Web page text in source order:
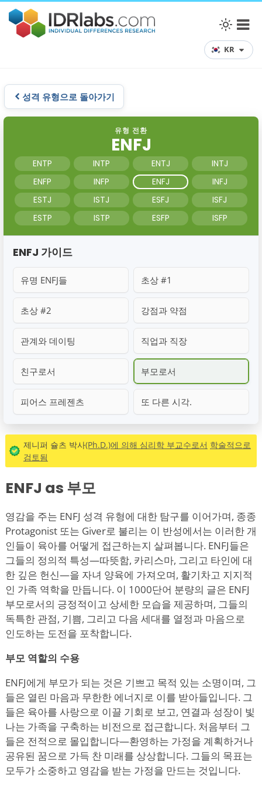
KR
성격 유형으로 돌아가기
유형 전환
ENFJ
ENTP INTP ENTJ
INTJ
ENFP
INFP ENFJ
INFJ
ESTJ
ISTJ ESFJ
ISFJ
ESTP
ISTP ESFP ISFP
ENFJ 가이드
유명 ENFJ들 초상 #1
초상 #2 강점과 약점
관계와 데이팅 직업과 직장
친구로서 부모로서
피어스 프레젠츠 또 다른 시각.
제니퍼 슐츠 박사(Ph.D.)에 의해 심리학 부교수로서 학술적으로
검토됨
ENFJ as 부모
영감을 주는 ENFJ 성격 유형에 대한 탐구를 이어가며, 종종
Protagonist 또는 Giver로 불리는 이 반성에서는 이러한 개
인들이 육아를 어떻게 접근하는지 살펴봅니다. ENFJ들은
그들의 정의적 특성—따뜻함, 카리스마, 그리고 타인에 대
한 깊은 헌신—을 자녀 양육에 가져오며, 활기차고 지지적
인 가족 역학을 만듭니다. 이 1000단어 분량의 글은 ENFJ
부모로서의 긍정적이고 상세한 모습을 제공하며, 그들의
독특한 관점, 기쁨, 그리고 다음 세대를 열정과 마음으로
인도하는 도전을 포착합니다.
부모 역할의 수용
ENFJ에게 부모가 되는 것은 기쁘고 목적 있는 소명이며, 그
들은 열린 마음과 무한한 에너지로 이를 받아들입니다. 그
들은 육아를 사랑으로 이끌 기회로 보고, 연결과 성장이 빛
나는 가족을 구축하는 비전으로 접근합니다. 처음부터 그
들은 전적으로 몰입합니다—환영하는 가정을 계획하거나
공유된 꿈으로 가득 찬 미래를 상상합니다. 그들의 목표는
모두가 소중하고 영감을 받는 가정을 만드는 것입니다.